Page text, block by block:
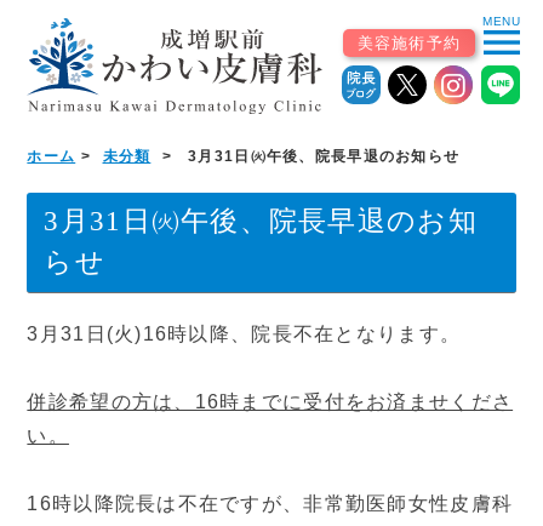
MENU
menu
美容施術予約
ホーム 未分類 3月31日㈫午後、院長早退のお知らせ
3月31日㈫午後、院長早退のお知
らせ
3月31日(火)16時以降、院長不在となります。
併診希望の方は、16時までに受付をお済ませくださ
い。
16時以降院長は不在ですが、非常勤医師女性皮膚科
初めての患者様へ
皮膚科（一般・小児）
皮膚外科・形成外科 アレルギー科